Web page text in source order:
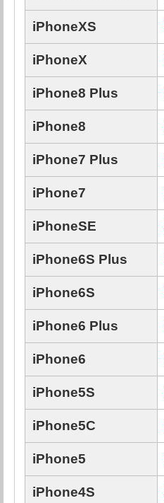
iPhoneXS
iPhoneX
iPhone8 Plus
iPhone8
iPhone7 Plus
iPhone7
iPhoneSE
iPhone6S Plus
iPhone6S
iPhone6 Plus
iPhone6
iPhone5S
iPhone5C
iPhone5
iPhone4S